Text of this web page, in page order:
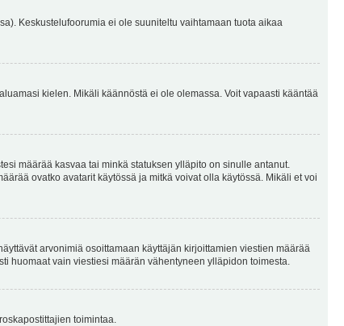
Keskustelufoorumia ei ole suuniteltu vaihtamaan tuota aikaa
kielen. Mikäli käännöstä ei ole olemassa. Voit vapaasti kääntää
määrää kasvaa tai minkä statuksen ylläpito on sinulle antanut.
ovatko avatarit käytössä ja mitkä voivat olla käytössä. Mikäli et voi
arvonimiä osoittamaan käyttäjän kirjoittamien viestien määrää
huomaat vain viestiesi määrän vähentyneen ylläpidon toimesta.
toimintaa.